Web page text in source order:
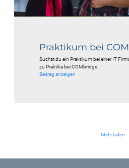
Praktikum bei
Suchst du ein Praktikum bei einer IT
zu Praktika bei COMbridge.
Beitrag anzeigen
Mehr laden